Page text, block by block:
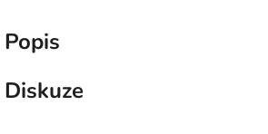
Popis
Diskuze